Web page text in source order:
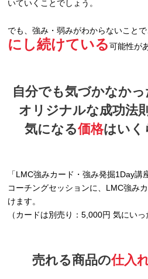
いていくことでしょう。
でも、強み・弱みがわからないことで
にし続けている可能性が
自分でも気づかなかっ
オリジナルな成功法
気になる価格はいく
「LMC強みカード・強み発掘1Day
コーチングセッションに、LMC強み
けます。
（カードは別売り：5,000円 気にいっ
売れる商品の仕入